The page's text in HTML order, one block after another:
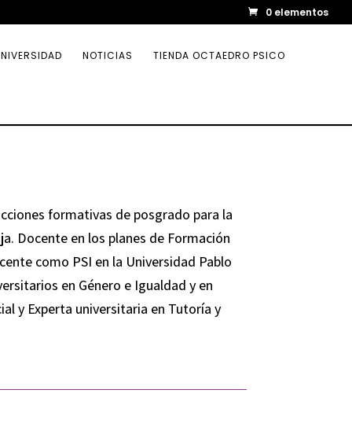
0 elementos
NOTICIAS TIENDA OCTAEDRO PSICO
formativas de posgrado para la
Docente en los planes de Formación
como PSI en la Universidad Pablo
en Género e Igualdad y en
y Experta universitaria en Tutoría y